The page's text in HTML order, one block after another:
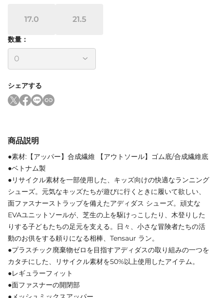
17.0 21.5
数量：
シェアする
商品説明
●素材:【アッパー】合成繊維 【アウトソール】ゴム底/合成繊維底
●ベトナム製
●リサイクル素材を一部使用した、キッズ向けの快適なランニング
シューズ。元気なキッズたちが遊びに行くときに履いて欲しい、
面ファスナーストラップを備えたアディダス シューズ。頑丈な
EVAユニットソールが、芝生の上を駆けっこしたり、木登りした
りする子どもたちの足元を支える。日々、小さな冒険者たちの活
動のお供をする頼りになる相棒、Tensaur ラン。
●プラスチック廃棄物ゼロを目指すアディダスの取り組みの一つを
カタチにした、リサイクル素材を50%以上使用したアイテム。
●レギュラーフィット
●面ファスナーの開閉部